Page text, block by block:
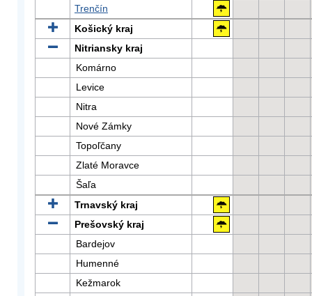
Trenčín
Košický kraj
Nitriansky kraj
Komárno
Levice
Nitra
Nové Zámky
Topoľčany
Zlaté Moravce
Šaľa
Trnavský kraj
Prešovský kraj
Bardejov
Humenné
Kežmarok